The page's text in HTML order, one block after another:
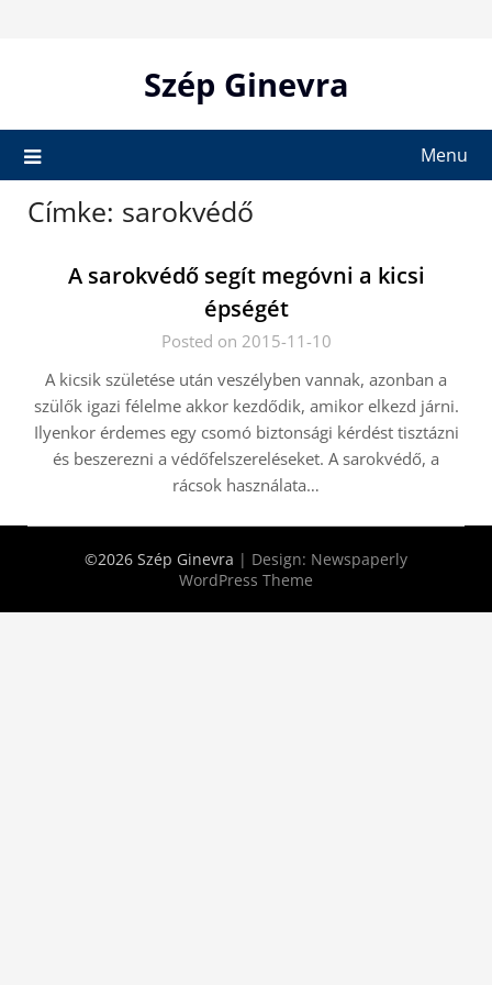
Szép Ginevra
Menu
Címke: sarokvédő
A sarokvédő segít megóvni a kicsi
épségét
Posted on 2015-11-10
A kicsik születése után veszélyben vannak, azonban a
szülők igazi félelme akkor kezdődik, amikor elkezd járni.
Ilyenkor érdemes egy csomó biztonsági kérdést tisztázni
és beszerezni a védőfelszereléseket. A sarokvédő, a
rácsok használata…
©2026 Szép Ginevra | Design: Newspaperly
WordPress Theme